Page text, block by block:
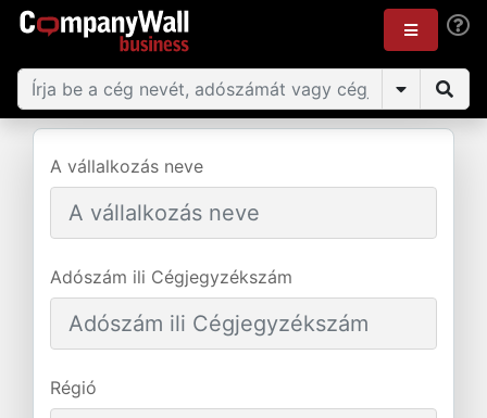
A vállalkozás neve
Adószám ili Cégjegyzékszám
Régió